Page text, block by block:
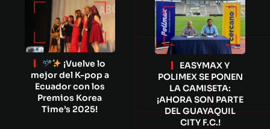
¡Vuelve lo
mejor del K-pop a
Ecuador con los
Premios Korea
Time’s 2025!
EASYMAX Y
POLIMEX SE PONEN
LA CAMISETA:
¡AHORA SON PARTE
DEL GUAYAQUIL
CITY F.C.!